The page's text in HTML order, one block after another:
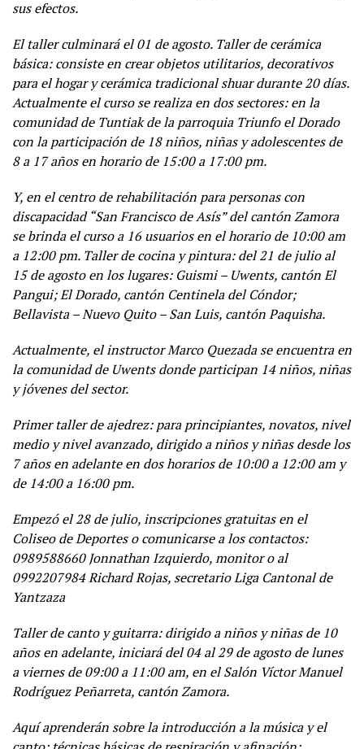
sus efectos.
El taller culminará el 01 de agosto. Taller de cerámica
básica: consiste en crear objetos utilitarios, decorativos
para el hogar y cerámica tradicional shuar durante 20 días.
Actualmente el curso se realiza en dos sectores: en la
comunidad de Tuntiak de la parroquia Triunfo el Dorado
con la participación de 18 niños, niñas y adolescentes de
8 a 17 años en horario de 15:00 a 17:00 pm.
Y, en el centro de rehabilitación para personas con
discapacidad “San Francisco de Asís” del cantón Zamora
se brinda el curso a 16 usuarios en el horario de 10:00 am
a 12:00 pm. Taller de cocina y pintura: del 21 de julio al
15 de agosto en los lugares: Guismi – Uwents, cantón El
Pangui; El Dorado, cantón Centinela del Cóndor;
Bellavista – Nuevo Quito – San Luis, cantón Paquisha.
Actualmente, el instructor Marco Quezada se encuentra en
la comunidad de Uwents donde participan 14 niños, niñas
y jóvenes del sector.
Primer taller de ajedrez: para principiantes, novatos, nivel
medio y nivel avanzado, dirigido a niños y niñas desde los
7 años en adelante en dos horarios de 10:00 a 12:00 am y
de 14:00 a 16:00 pm.
Empezó el 28 de julio, inscripciones gratuitas en el
Coliseo de Deportes o comunicarse a los contactos:
0989588660 Jonnathan Izquierdo, monitor o al
0992207984 Richard Rojas, secretario Liga Cantonal de
Yantzaza
Taller de canto y guitarra: dirigido a niños y niñas de 10
años en adelante, iniciará del 04 al 29 de agosto de lunes
a viernes de 09:00 a 11:00 am, en el Salón Víctor Manuel
Rodríguez Peñarreta, cantón Zamora.
Aquí aprenderán sobre la introducción a la música y el